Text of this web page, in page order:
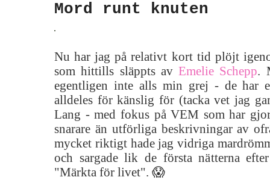
Mord runt knuten
Nu har jag på relativt kort tid plöjt
som hittills släppts av Emelie Schepp.
egentligen inte alls min grej - de har
alldeles för känslig för (tacka vet jag
Lang - med fokus på VEM som har
snarare än utförliga beskrivningar av
mycket riktigt hade jag vidriga
och sargade lik de första nätterna
"Märkta för livet". 😱